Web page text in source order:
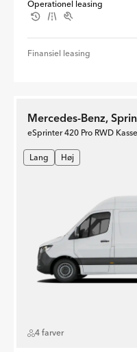
Operationel leasing
Finansiel leasing
Mercedes-Benz,
eSprinter 420 Pro RWD
Lang Høj
4 farver